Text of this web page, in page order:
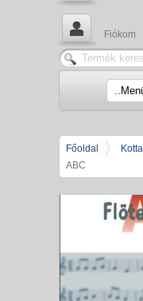
Fiókom
Főoldal Kotta
ABC